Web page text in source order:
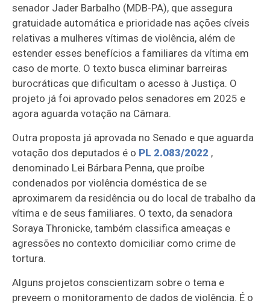
senador Jader Barbalho (MDB-PA), que assegura
gratuidade automática e prioridade nas ações cíveis
relativas a mulheres vítimas de violência, além de
estender esses benefícios a familiares da vítima em
caso de morte. O texto busca eliminar barreiras
burocráticas que dificultam o acesso à Justiça. O
projeto já foi aprovado pelos senadores em 2025 e
agora aguarda votação na Câmara.
Outra proposta já aprovada no Senado e que aguarda
votação dos deputados é o PL 2.083/2022 ,
denominado Lei Bárbara Penna, que proíbe
condenados por violência doméstica de se
aproximarem da residência ou do local de trabalho da
vítima e de seus familiares. O texto, da senadora
Soraya Thronicke, também classifica ameaças e
agressões no contexto domiciliar como crime de
tortura.
Alguns projetos conscientizam sobre o tema e
preveem o monitoramento de dados de violência. É o